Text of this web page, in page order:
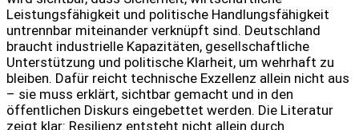
Leistungsfähigkeit und politische Handlungsfähigkeit
untrennbar miteinander verknüpft sind. Deutschland
braucht industrielle Kapazitäten, gesellschaftliche
Unterstützung und politische Klarheit, um wehrhaft zu
bleiben. Dafür reicht technische Exzellenz allein nicht aus
– sie muss erklärt, sichtbar gemacht und in den
öffentlichen Diskurs eingebettet werden. Die Literatur
zeigt klar: Resilienz entsteht nicht allein durch